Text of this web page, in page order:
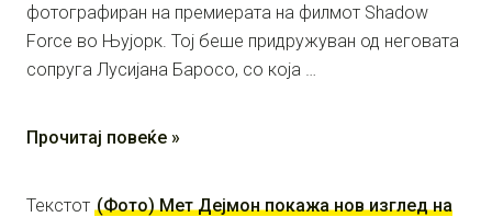
фотографиран на премиерата на филмот Shadow
Force во Њујорк. Тој беше придружуван од неговата
сопруга Лусијана Баросо, со која …
Прочитај повеќе »
Текстот (Фото) Мет Дејмон покажа нов изглед на